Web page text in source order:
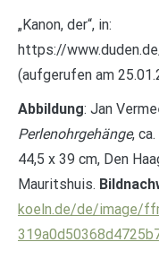
„Kanon, der“, in:
https://
(aufgerufen am
Abbildung: Jan
Perlenohrgehänge,
44,5 x 39 cm, Den
Mauritshuis.
koeln.de/de/image/